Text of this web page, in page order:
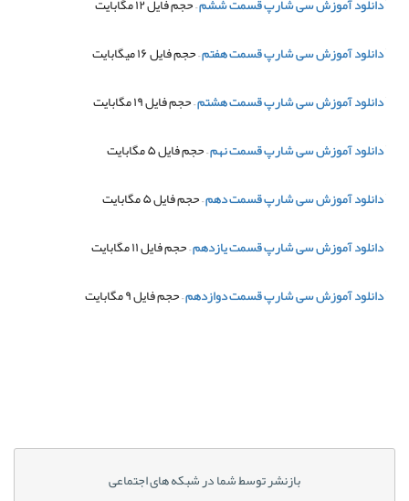
دانلود آموزش سی شارپ قسمت هفتم– حجم فایل ۱۶ میگابایت
دانلود آموزش سی شارپ قسمت هشتم– حجم فایل ۱۹ مگابایت
دانلود آموزش سی شارپ قسمت نهم– حجم فایل ۵ مگابایت
دانلود آموزش سی شارپ قسمت دهم– حجم فایل ۵ مگابایت
دانلود آموزش سی شارپ قسمت یازدهم– حجم فایل ۱۱ مگابایت
دانلود آموزش سی شارپ قسمت دوازدهم– حجم فایل ۹ مگابایت
بازنشر توسط شما در شبکه های اجتماعی